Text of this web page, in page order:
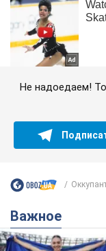
Не надоедаем!
Важное